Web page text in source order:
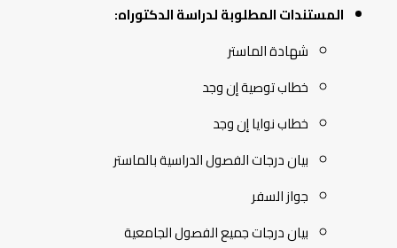
المستندات المطلوبة لدراسة الدكتوراه:
شهادة الماستر
خطاب توصية إن وجد
خطاب نوايا إن وجد
بيان درجات الفصول الدراسية بالماستر
جواز السفر
بيان درجات جميع الفصول الجامعية